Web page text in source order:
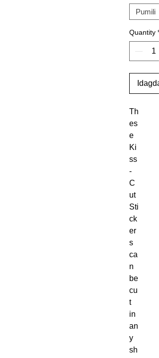
Quantity *
Th
es
e
Ki
ss
-
C
ut
Sti
ck
er
s
ca
n
be
cu
t
in
an
y
sh